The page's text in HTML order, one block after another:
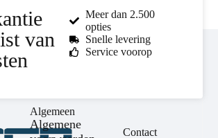
van
Meer dan 2.500
opties
Snelle levering
Service voorop
Algemeen
Algemene
Contact